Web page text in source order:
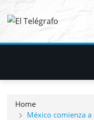
Home
México comienza